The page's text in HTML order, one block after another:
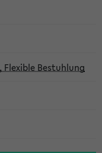
Bestuhlung